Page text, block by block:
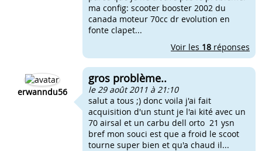
ma config: scooter booster 2002 du
canada moteur 70cc dr evolution en
fonte clapet...
Voir les 18 réponses
erwanndu56
gros problème..
le 29 août 2011 à 21:10
salut a tous ;) donc voila j'ai fait
acquisition d'un stunt je l'ai kité avec un
70 airsal et un carbu dell orto 21 ysn
bref mon souci est que a froid le scoot
tourne super bien et qu'a chaud il...